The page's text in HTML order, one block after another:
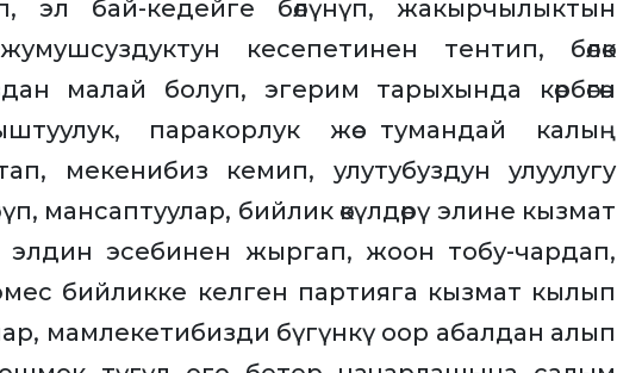
эл бай-кедейге бөлүнүп, жакырчылыктын
кесепетинен тентип, бөлөк
малай болуп, эгерим тарыхында көрбөгөн
паракорлук жөө тумандай калың
мекенибиз кемип, улутубуздун улуулугу
мансаптуулар, бийлик өкүлдөрү элине кызмат
элдин эсебинен жыргап, жоон тобу-чардап,
бийликке келген партияга кызмат кылып
мамлекетибизди бүгүнкү оор абалдан алып